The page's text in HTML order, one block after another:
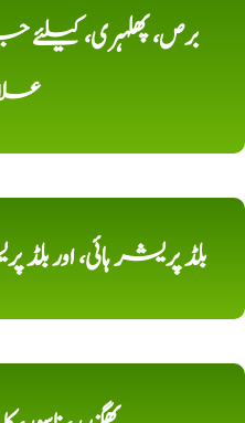
برص، پھلہری، کیلئے
بلڈ پریشر ہائی، اور